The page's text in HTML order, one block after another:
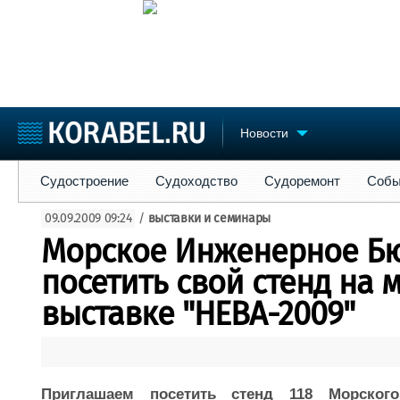
Новости
Судостроение
Пульс
Новости
Компании
Репутация
Работа
Торговая площадка
Доска объявлений
Продажа флота
Оборудование
Изделия
Материалы
Личности
Судостроение Судоходство Судоремонт
09.09.2009 09:24 / выставки и семинары
Морское Инженерное
посетить свой стенд
выставке "НЕВА-2009"
Приглашаем посетить стенд 118